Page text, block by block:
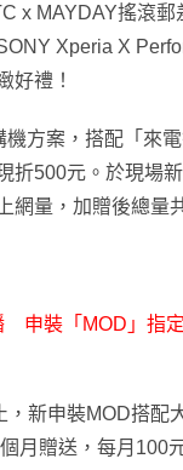
x MAYDAY搖滾
Xperia X
好禮！
機方案，搭配「來
折500元。於現場
網量，加贈後總量
申裝「MOD」指
，新申裝MOD搭配
月贈送，每月100